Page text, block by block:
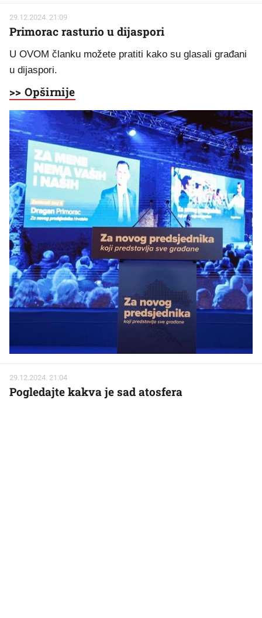
29.12.2024. 21:09
Primorac rasturio u dijaspori
U OVOM članku možete pratiti kako su glasali građani
u dijaspori.
>> Opširnije
29.12.2024. 21:04
Pogledajte kakva je sad atosfera